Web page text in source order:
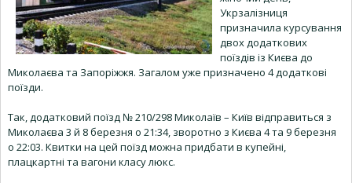
Укрзалізниця
призначила курсування
двох додаткових
поїздів із Києва до
Миколаєва та Запоріжжя. Загалом уже призначено 4 додаткові
поїзди.
Так, додатковий поїзд № 210/298 Миколаїв – Київ відправиться з
Миколаєва 3 й 8 березня о 21:34, зворотно з Києва 4 та 9 березня
о 22:03. Квитки на цей поїзд можна придбати в купейні,
плацкартні та вагони класу люкс.